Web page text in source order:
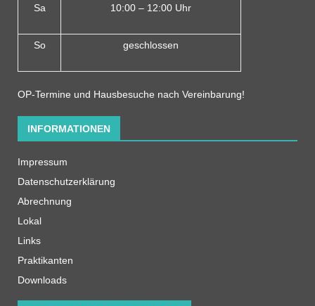
Sa 10:00 – 12:00 Uhr
So geschlossen
OP-Termine und Hausbesuche nach Vereinbarung!
INFORMATIONEN
Impressum
Datenschutzerklärung
Abrechnung
Lokal
Links
Praktikanten
Downloads